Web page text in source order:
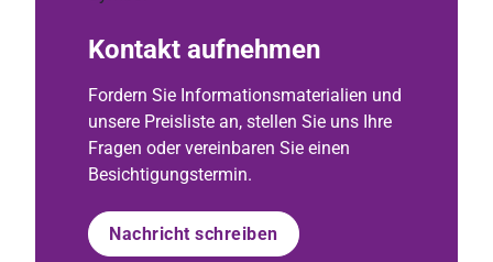
Kontakt aufnehmen
Fordern Sie Informationsmaterialien und
unsere Preisliste an, stellen Sie uns Ihre
Fragen oder vereinbaren Sie einen
Besichtigungstermin.
Nachricht schreiben